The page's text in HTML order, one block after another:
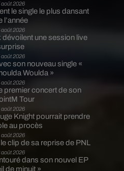
août 2026
le single le plus dansant
l’année
août 2026
dévoilent une session live
août 2026
son nouveau single «
Woulda »
août 2026
premier concert de son
Tour
août 2026
Knight pourrait prendre
au procès
août 2026
clip de sa reprise de PNL
août 2026
dans son nouvel EP
de minuit »